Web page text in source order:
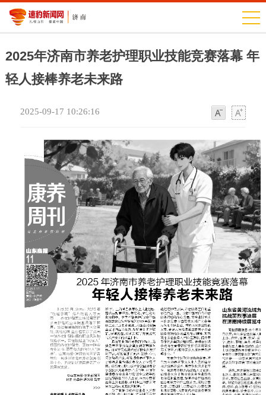
2025年济南市养老护理职业技能竞赛落幕 年
轻人接棒养老未来路
2025-09-17 10:26:16